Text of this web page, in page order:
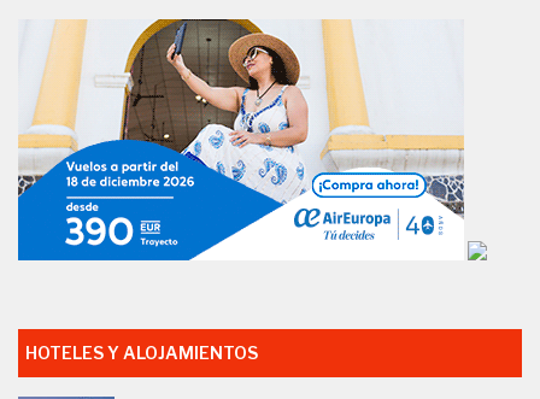
HOTELES Y ALOJAMIENTOS